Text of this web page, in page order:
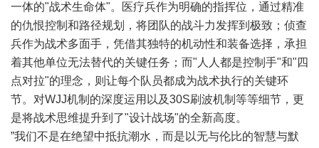
一体的"战术生命体"。医疗兵作为明确的指挥位，通过精准
的仇恨控制和路径规划，将团队的战斗力发挥到极致；侦查
兵作为战术多面手，凭借其独特的机动性和装备选择，承担
着其他单位无法替代的关键任务；而"人人都是控制手"和"四
点对拉"的理念，则让每个队员都成为战术执行的关键环
节。对WJJ机制的深度运用以及30S刷波机制等等细节，更
是将战术思维提升到了"设计战场"的全新高度。
”我们不是在绝望中抵抗潮水，而是以无与伦比的智慧与默